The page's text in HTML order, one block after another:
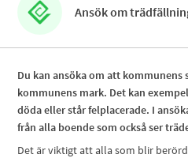
Ansök om
Du kan ansöka om att kommunens
kommunens mark. Det kan
döda eller står felplacerade. I
från alla boende som också ser
Det är viktigt att alla som blir